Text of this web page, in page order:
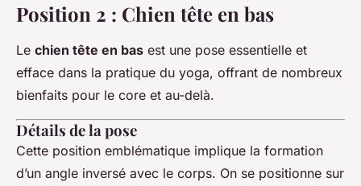
Position 2 : Chien tête en bas
Le chien tête en bas est une pose essentielle et
efface dans la pratique du yoga, offrant de nombreux
bienfaits pour le core et au-delà.
Détails de la pose
Cette position emblématique implique la formation
d’un angle inversé avec le corps. On se positionne sur